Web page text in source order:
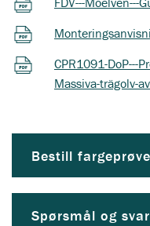
CPR1091-DoP---
Massiva-trägolv-
Bestill
Spørsmål og